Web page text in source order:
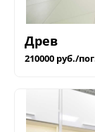
Древ
210000 руб./